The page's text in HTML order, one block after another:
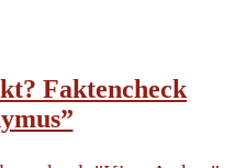
Faktencheck